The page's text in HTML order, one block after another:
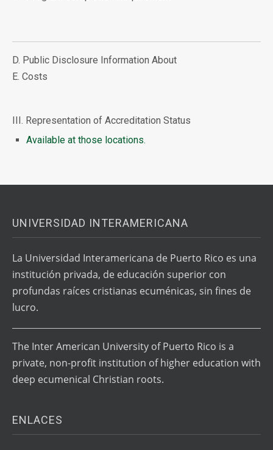
D. Public Disclosure Information About
E. Costs
III. Representation of Accreditation Status
Available at those locations.
UNIVERSIDAD INTERAMERICANA
La Universidad Interamericana de Puerto Rico es una
institución privada, de educación superior con
profundas raíces cristianas ecuménicas, sin fines de
lucro.
The Inter American University of Puerto Rico is a
private, non-profit institution of higher education with
deep ecumenical Christian roots.
ENLACES